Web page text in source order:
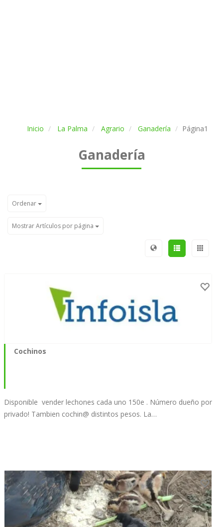
Inicio La Palma Agrario Ganadería Página1
Ganadería
Ordenar
Mostrar Artículos por página
Cochinos
Disponible vender lechones cada uno 150e . Número dueño por
privado! Tambien cochin@ distintos pesos. La…